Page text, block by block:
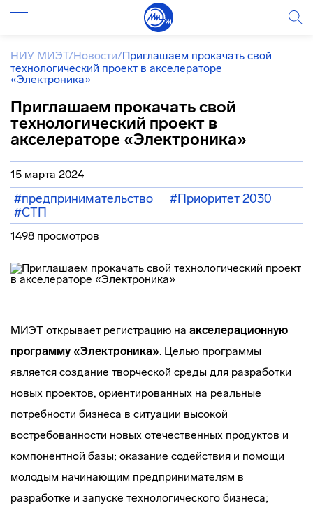
НИУ МИЭТ/Новости/Приглашаем прокачать свой
технологический проект в акселераторе
«Электроника»
Приглашаем прокачать свой
технологический проект в
акселераторе «Электроника»
15 марта 2024
#предпринимательство
#Приоритет 2030
#СТП
1498 просмотров
МИЭТ открывает регистрацию на акселерационную
программу «Электроника». Целью программы
является создание творческой среды для разработки
новых проектов, ориентированных на реальные
потребности бизнеса в ситуации высокой
востребованности новых отечественных продуктов и
компонентной базы; оказание содействия и помощи
молодым начинающим предпринимателям в
разработке и запуске технологического бизнеса;